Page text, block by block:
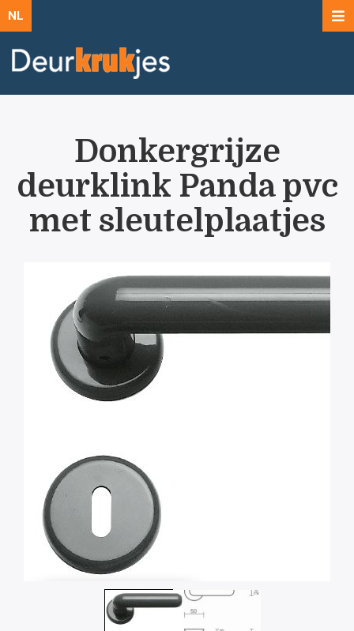
NL
Donkergrijze
deurklink Panda pvc
met sleutelplaatjes